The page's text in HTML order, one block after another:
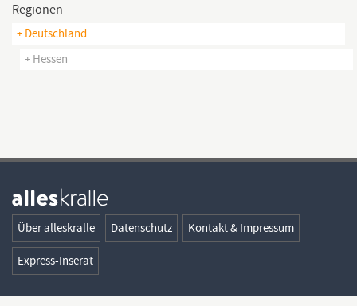
Regionen
+ Deutschland
+ Hessen
Über alleskralle Datenschutz Kontakt & Impressum
Express-Inserat